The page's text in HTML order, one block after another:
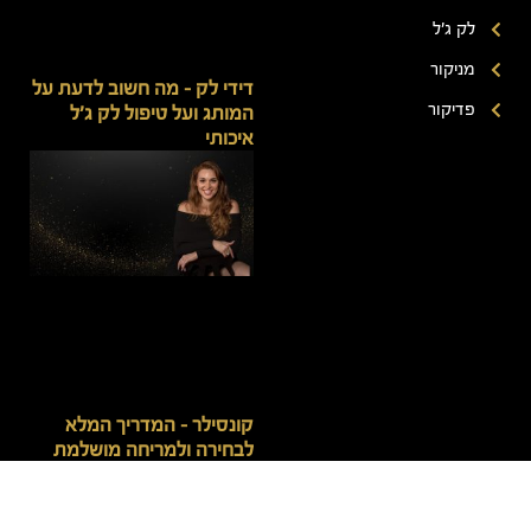
לק ג'ל
מניקור
פדיקור
דידי לק – מה חשוב לדעת על
המותג ועל טיפול לק ג'ל
איכותי
קונסילר – המדריך המלא
לבחירה ולמריחה מושלמת